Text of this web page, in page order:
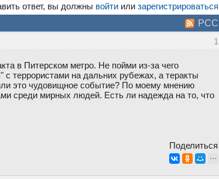
ответ, вы должны войти илизарегистрироваться
РСС
1
в Питерском метро. Не пойми из-за чего
террористами на дальних рубежах, а теракты
это чудовищное событие? По моему мнению
среди мирных людей. Есть ли надежда на то, что
Поделиться